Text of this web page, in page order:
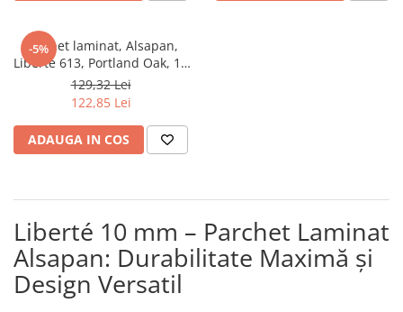
Timeless 12mm
Woodstock 8mm
Woodstock PRO 8mm
Woodstock XL 10mm
Woodstock XL 8mm
ADO Floor - SPC
Finfloor XL 10mm
Style 8mm
Supreme 8mm
Kaindl - Laminat
-5%
Parchet laminat, Alsapan,
Liberte 613, Portland Oak, 10
mm 33/AC6 4V 5G
129,32 Lei
122,85 Lei
ADAUGA IN COS
Liberté 10 mm – Parchet Laminat
Alsapan: Durabilitate Maximă și
Design Versatil